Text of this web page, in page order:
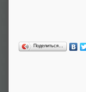
Поделиться…